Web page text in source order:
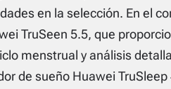
en la selección. En el
TruSeen 5.5, que
menstrual y análisis
de sueño Huawei TruSleep